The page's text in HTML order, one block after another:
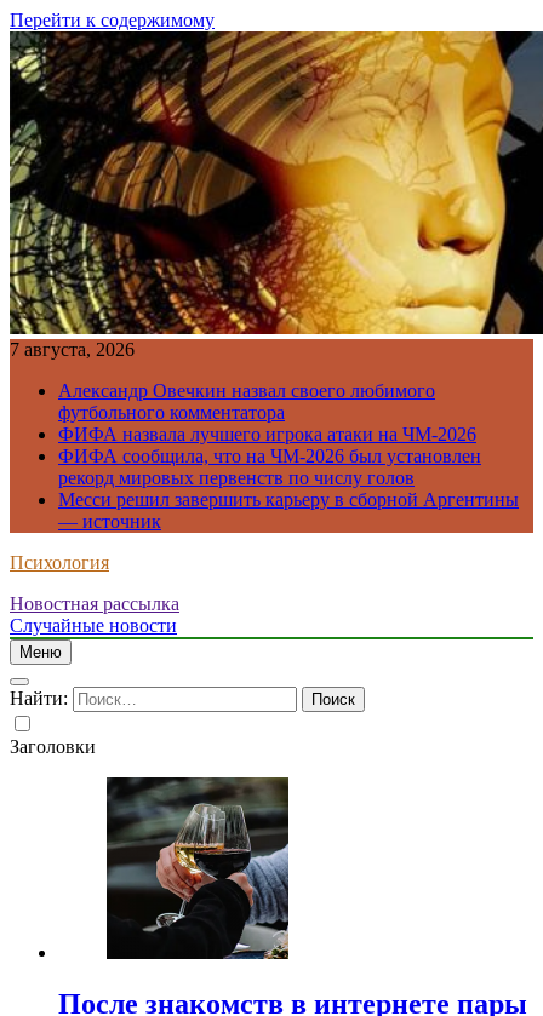
Перейти к содержимому
7 августа, 2026
Александр Овечкин назвал своего любимого
футбольного комментатора
ФИФА назвала лучшего игрока атаки на ЧМ-2026
ФИФА сообщила, что на ЧМ-2026 был установлен
рекорд мировых первенств по числу голов
Месси решил завершить карьеру в сборной Аргентины
— источник
Психология
Новостная рассылка
Случайные новости
Меню
Найти:
Заголовки
После знакомств в интернете пары